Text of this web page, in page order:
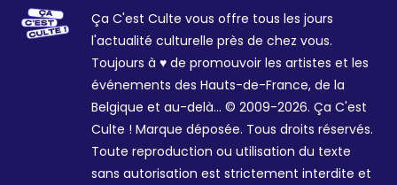
Ça C'est Culte vous offre tous les jours
l'actualité culturelle près de chez vous.
Toujours à ♥ de promouvoir les artistes et les
événements des Hauts-de-France, de la
Belgique et au-delà... © 2009-2026. Ça C'est
Culte ! Marque déposée. Tous droits réservés.
Toute reproduction ou utilisation du texte
sans autorisation est strictement interdite et